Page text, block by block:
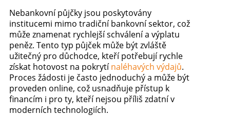
Nebankovní půjčky jsou poskytovány
institucemi mimo tradiční bankovní sektor, což
může znamenat rychlejší schválení a výplatu
peněz. Tento typ půjček může být zvláště
užitečný pro důchodce, kteří potřebují rychle
získat hotovost na pokrytínaléhavých výdajů.
Proces žádosti je často jednoduchý a může být
proveden online, což usnadňuje přístup k
financím i pro ty, kteří nejsou příliš zdatní v
moderních technologiích.